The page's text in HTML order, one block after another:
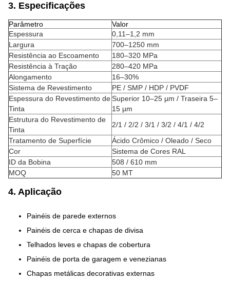
3. Especificações
Parâmetro
Valor
Espessura
0,11–1,2 mm
Largura
700–1250 mm
Resistência ao Escoamento
180–320 MPa
Resistência à Tração
280–420 MPa
Alongamento
16–30%
Sistema de Revestimento
PE / SMP / HDP / PVDF
Espessura do Revestimento de
Tinta
Superior 10–25 µm / Traseira 5–
15 µm
Estrutura do Revestimento de
Tinta
2/1 / 2/2 / 3/1 / 3/2 / 4/1 / 4/2
Tratamento de Superfície
Ácido Crômico / Oleado / Seco
Cor
Sistema de Cores RAL
ID da Bobina
508 / 610 mm
MOQ
50 MT
4. Aplicação
Painéis de parede externos
Painéis de cerca e chapas de divisa
Telhados leves e chapas de cobertura
Painéis de porta de garagem e venezianas
Chapas metálicas decorativas externas